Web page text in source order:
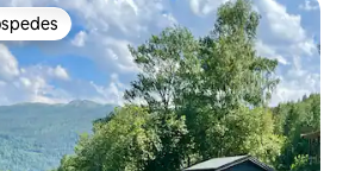
dos hóspedes